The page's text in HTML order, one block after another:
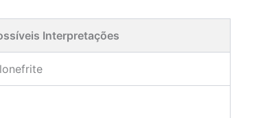
Interpretações